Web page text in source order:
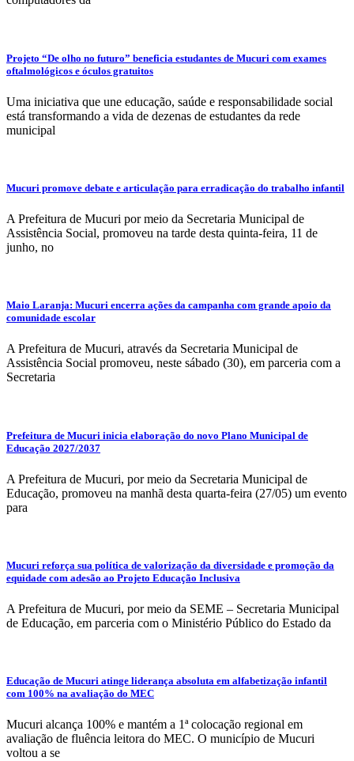
Projeto “De olho no futuro” beneficia estudantes de Mucuri com exames
oftalmológicos e óculos gratuitos
Uma iniciativa que une educação, saúde e responsabilidade social
está transformando a vida de dezenas de estudantes da rede
municipal
Mucuri promove debate e articulação para erradicação do trabalho infantil
A Prefeitura de Mucuri por meio da Secretaria Municipal de
Assistência Social, promoveu na tarde desta quinta-feira, 11 de
junho, no
Maio Laranja: Mucuri encerra ações da campanha com grande apoio da
comunidade escolar
A Prefeitura de Mucuri, através da Secretaria Municipal de
Assistência Social promoveu, neste sábado (30), em parceria com a
Secretaria
Prefeitura de Mucuri inicia elaboração do novo Plano Municipal de
Educação 2027/2037
A Prefeitura de Mucuri, por meio da Secretaria Municipal de
Educação, promoveu na manhã desta quarta-feira (27/05) um evento
para
Mucuri reforça sua política de valorização da diversidade e promoção da
equidade com adesão ao Projeto Educação Inclusiva
A Prefeitura de Mucuri, por meio da SEME – Secretaria Municipal
de Educação, em parceria com o Ministério Público do Estado da
Educação de Mucuri atinge liderança absoluta em alfabetização infantil
com 100% na avaliação do MEC
Mucuri alcança 100% e mantém a 1ª colocação regional em
avaliação de fluência leitora do MEC. O município de Mucuri
voltou a se